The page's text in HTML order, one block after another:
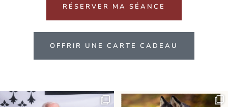
RÉSERVER MA SÉANCE
OFFRIR UNE CARTE CADEAU